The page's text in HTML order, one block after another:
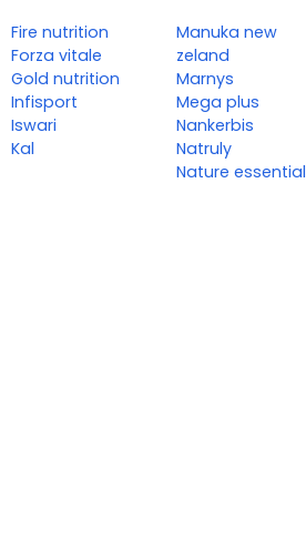
Fire nutrition
Forza vitale
Gold nutrition
Infisport
Iswari
Kal
Manuka new
zeland
Marnys
Mega plus
Nankerbis
Natruly
Nature essential